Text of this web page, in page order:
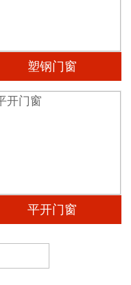
塑钢门窗
平开门窗